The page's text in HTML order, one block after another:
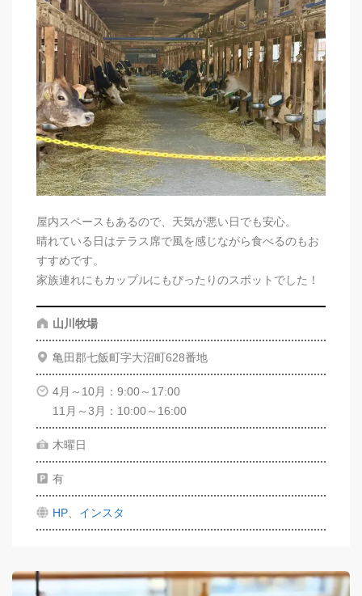
屋内スペースもあるので、天気が悪い日でも安心。
晴れている日はテラス席で風を感じながら食べるのもお
すすめです。
家族連れにもカップルにもぴったりのスポットでした！
山川牧場
亀田郡七飯町字大沼町628番地
4月～10月：9:00～17:00
11月～3月：10:00～16:00
木曜日
有
HP インスタ